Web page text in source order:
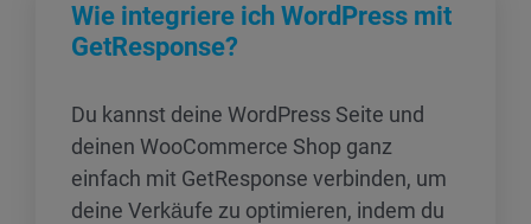
Wie integriere ich WordPress mit
GetResponse?
Du kannst deine WordPress Seite und
deinen WooCommerce Shop ganz
einfach mit GetResponse verbinden, um
deine Verkäufe zu optimieren, indem du